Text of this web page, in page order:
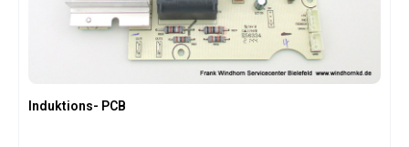
Induktions- PCB